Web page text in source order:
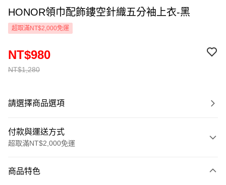
HONOR領巾配飾鏤空針織五分袖上衣-黑
超取滿NT$2,000免運
NT$1,280
NT$980
請選擇商品選項
付款與運送方式
超取滿NT$2,000免運
信用卡一次付款
商品特色